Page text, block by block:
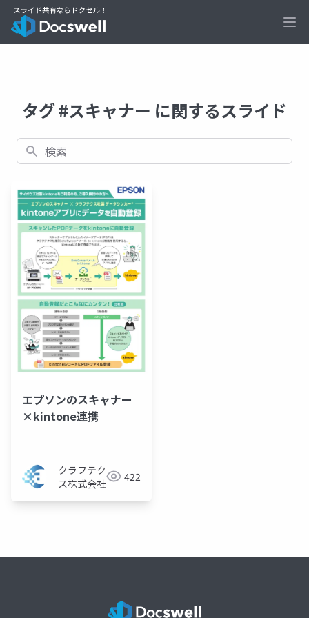
タグ #スキャナー に関するスライド
検索
エプソンのスキャナー
×kintone連携
クラフテク
ス株式会社
422